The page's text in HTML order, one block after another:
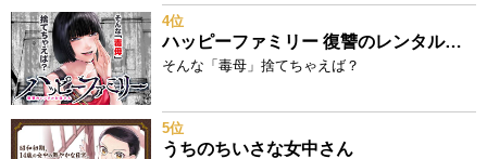
4位
ハッピーファミリー 復讐のレンタルお母さん
そんな「毒母」捨てちゃえば？
5位
うちのちいさな女中さん